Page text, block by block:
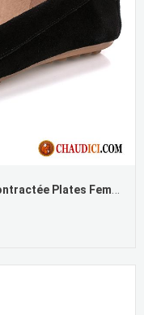
Mocassin Femme Avec Pompon Décontractée Plates Femme L'automne Flâneurs Pas Cher